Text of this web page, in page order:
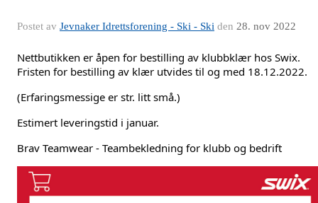
Postet av Jevnaker Idrettsforening - Ski - Ski den 28. nov 2022
Nettbutikken er åpen for bestilling av klubbklær hos Swix.
Fristen for bestilling av klær utvides til og med 18.12.2022.
(Erfaringsmessige er str. litt små.)
Estimert leveringstid i januar.
Brav Teamwear - Teambekledning for klubb og bedrift